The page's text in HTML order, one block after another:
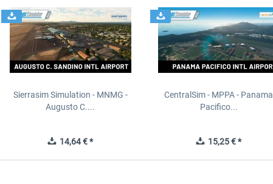
Sierrasim Simulation - MNMG -
Augusto C....
14,64 € *
CentralSim - MPPA - Panama
Pacifico...
15,25 € *